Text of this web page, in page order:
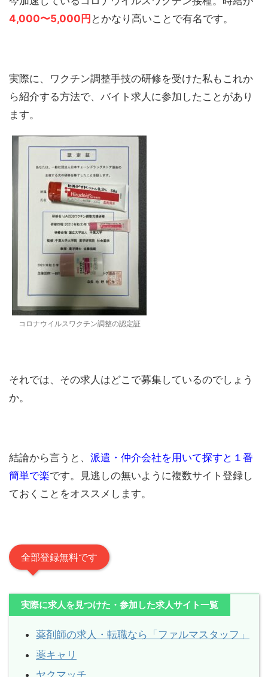
4,000〜5,000円 とかなり高いことで有名です。
実際に、ワクチン調整手技の研修を受けた私もこれか
ら紹介する方法で、バイト求人に参加したことがあり
ます。
コロナウイルスワクチン調整の認定証
それでは、その求人はどこで募集しているのでしょう
か。
結論から言うと、 派遣・仲介会社を用いて探すと１番
簡単で楽です。見逃しの無いように複数サイト登録し
ておくことをオススメします。
全部登録無料です
実際に求人を見つけた・参加した求人サイト一覧
薬剤師の求人・転職なら「ファルマスタッフ」
薬キャリ